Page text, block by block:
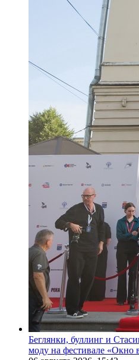
Беглянки, буллинг и
моду на фестивале «Окно